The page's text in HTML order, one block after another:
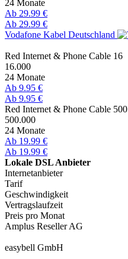
24 Monate
Ab 29.99 €
Ab 29.99 €
Vodafone Kabel Deutschland
Red Internet & Phone Cable 16
16.000
24 Monate
Ab 9.95 €
Ab 9.95 €
Red Internet & Phone Cable 500
500.000
24 Monate
Ab 19.99 €
Ab 19.99 €
Lokale DSL Anbieter
Internetanbieter
Tarif
Geschwindigkeit
Vertragslaufzeit
Preis pro Monat
Amplus Reseller AG
easybell GmbH